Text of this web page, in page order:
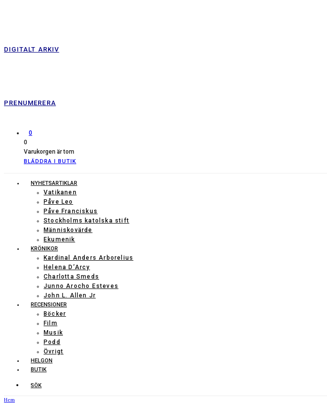
DIGITALT ARKIV
PRENUMERERA
0
0
Varukorgen är tom
BLÄDDRA I BUTIK
NYHETSARTIKLAR
Vatikanen
Påve Leo
Påve Franciskus
Stockholms katolska stift
Människovärde
Ekumenik
KRÖNIKOR
Kardinal Anders Arborelius
Helena D’Arcy
Charlotta Smeds
Junno Arocho Esteves
John L. Allen Jr
RECENSIONER
Böcker
Film
Musik
Podd
Övrigt
HELGON
BUTIK
SÖK
Hem